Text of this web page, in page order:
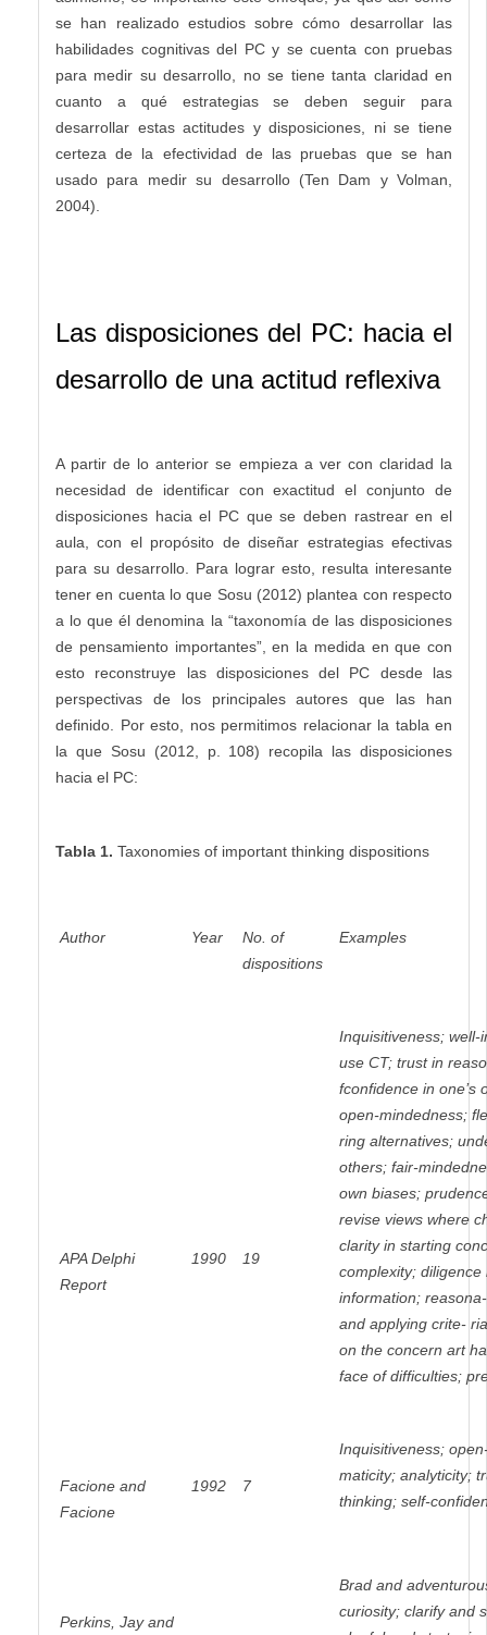
se han realizado estudios sobre cómo desarrollar las
habilidades cognitivas del PC y se cuenta con pruebas
para medir su desarrollo, no se tiene tanta claridad en
cuanto a qué estrategias se deben seguir para
desarrollar estas actitudes y disposiciones, ni se tiene
certeza de la efectividad de las pruebas que se han
usado para medir su desarrollo (Ten Dam y Volman,
2004).
Las disposiciones del PC: hacia el
desarrollo de una actitud reflexiva
A partir de lo anterior se empieza a ver con claridad la
necesidad de identificar con exactitud el conjunto de
disposiciones hacia el PC que se deben rastrear en el
aula, con el propósito de diseñar estrategias efectivas
para su desarrollo. Para lograr esto, resulta interesante
tener en cuenta lo que Sosu (2012) plantea con respecto
a lo que él denomina la “taxonomía de las disposiciones
de pensamiento importantes”, en la medida en que con
esto reconstruye las disposiciones del PC desde las
perspectivas de los principales autores que las han
definido. Por esto, nos permitimos relacionar la tabla en
la que Sosu (2012, p. 108) recopila las disposiciones
hacia el PC:
Tabla 1. Taxonomies of important thinking dispositions
Author Year
No. of
dispositions
Examples
APA Delphi
Report
1990 19
Inquisitiveness;
use CT; trust in
fconfidence in one’s
open-mindedness;
ring alternatives;
others; fair-
own biases;
revise views where
clarity in starting
complexity;
information;
and applying crite-
on the concern art
face of difficulties;
Facione and
Facione
1992 7
Inquisitiveness;
maticity; analyticity;
thinking; self-
Perkins, Jay and
Brad and
curiosity; clarify and